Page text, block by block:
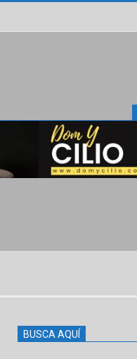
BUSCA AQUÍ